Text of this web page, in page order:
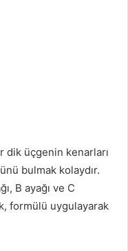
dik üçgenin kenarları
bulmak kolaydır.
B ayağı ve C
formülü uygulayarak